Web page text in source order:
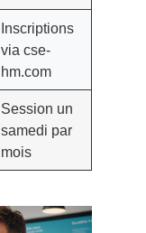
Inscriptions
via cse-
hm.com
Session un
samedi par
mois